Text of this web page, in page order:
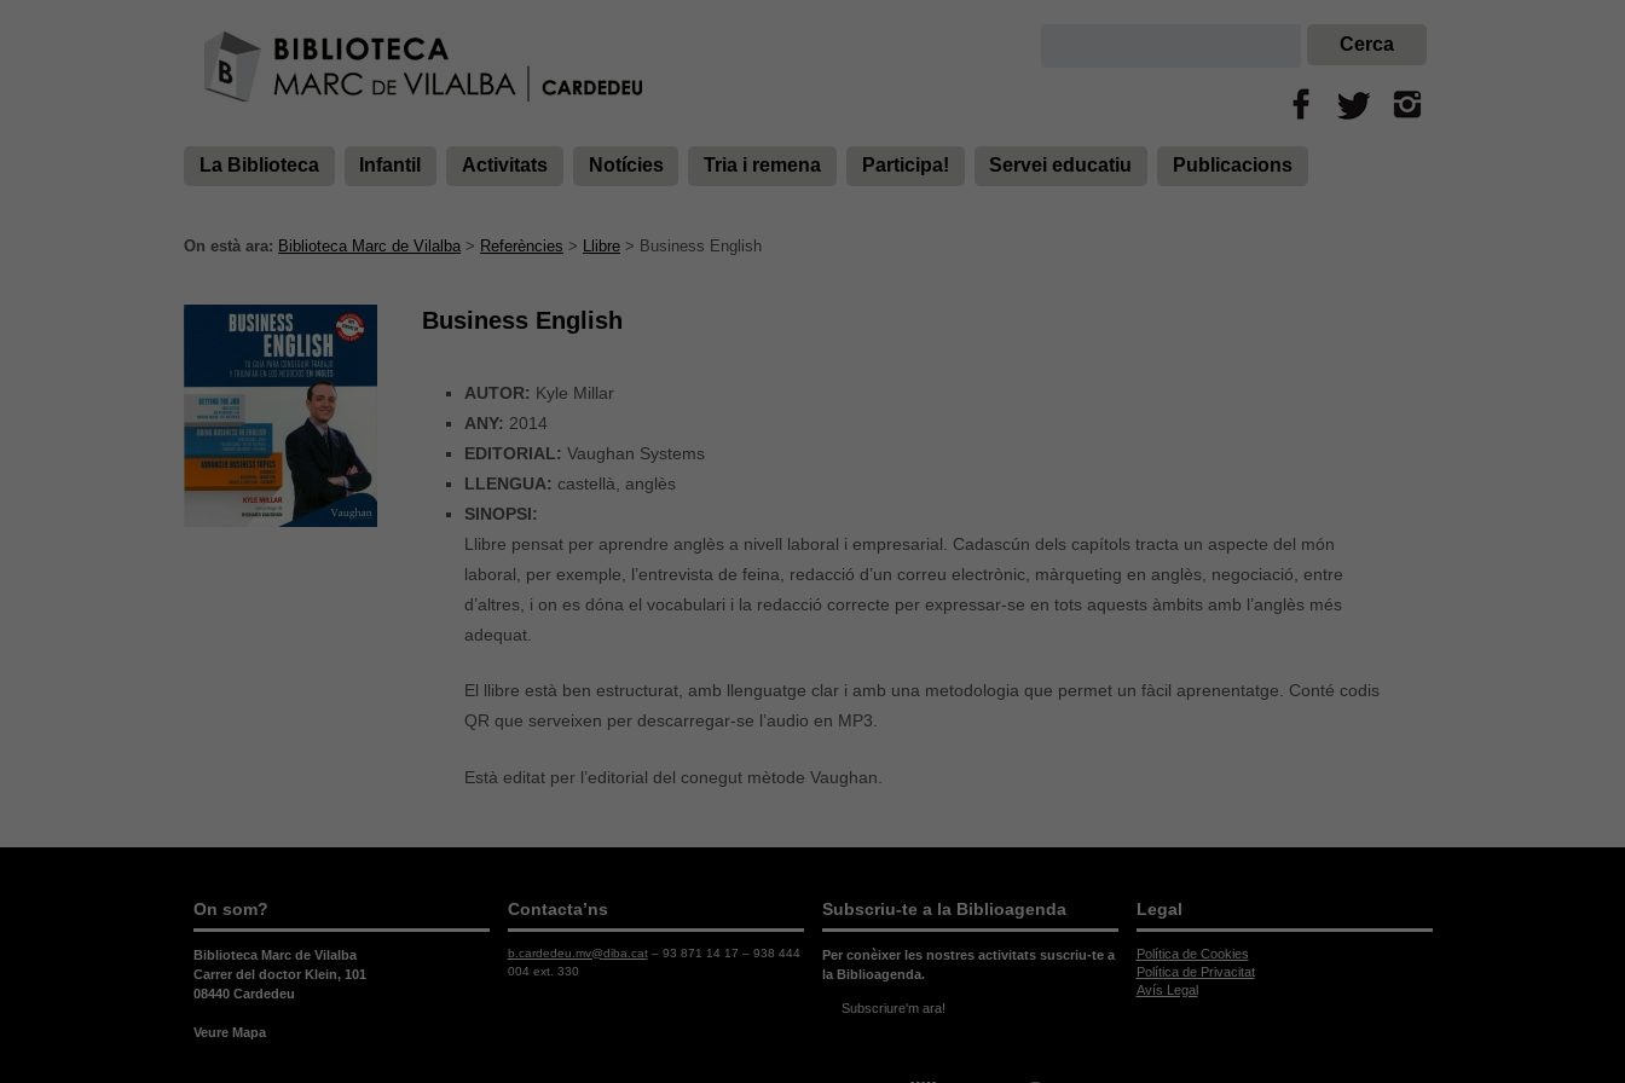
La Biblioteca Infantil Activitats Notícies Tria i remena Participa! Servei educatiu Publicacions
On està ara: Biblioteca Marc de Vilalba > Referències > Llibre > Business English
Business English
AUTOR: Kyle Millar
ANY: 2014
EDITORIAL: Vaughan Systems
LLENGUA: castellà, anglès
SINOPSI:
Llibre pensat per aprendre anglès a nivell laboral i empresarial. Cadascún dels capítols tracta un aspecte del món
laboral, per exemple, l’entrevista de feina, redacció d’un correu electrònic, màrqueting en anglès, negociació, entre
d’altres, i on es dóna el vocabulari i la redacció correcte per expressar-se en tots aquests àmbits amb l’anglès més
adequat.
El llibre està ben estructurat, amb llenguatge clar i amb una metodologia que permet un fàcil aprenentatge. Conté codis
QR que serveixen per descarregar-se l’audio en MP3.
Està editat per l’editorial del conegut mètode Vaughan.
On som?
Biblioteca Marc de Vilalba
Carrer del doctor Klein, 101
08440 Cardedeu
Veure Mapa
Contacta’ns
b.cardedeu.mv@diba.cat– 93 871 14 17 – 938 444
004 ext. 330
Subscriu-te a la Biblioagenda
Per conèixer les nostres activitats suscriu-te a
la Biblioagenda.
Subscriure'm ara!
Legal
Política de Cookies
Política de Privacitat
Avís Legal